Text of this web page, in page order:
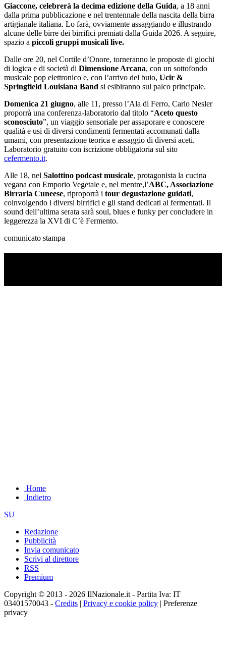
Giaccone, celebrerà la decima edizione della Guida, a 18 anni
dalla prima pubblicazione e nel trentennale della nascita della birra
artigianale italiana. Lo farà, ovviamente assaggiando e illustrando
alcune delle birre dei birrifici premiati dalla Guida 2026. A seguire,
spazio a piccoli gruppi musicali live.
Dalle ore 20, nel Cortile d’Onore, torneranno le proposte di giochi
di logica e di società di Dimensione Arcana, con un sottofondo
musicale pop elettronico e, con l’arrivo del buio, Ucir &
Springfield Louisiana Band si esibiranno sul palco principale.
Domenica 21 giugno, alle 11, presso l’Ala di Ferro, Carlo Nesler
proporrà una conferenza-laboratorio dal titolo “Aceto questo
sconosciuto”, un viaggio sensoriale per assaporare e conoscere
qualità e usi di diversi condimenti fermentati accomunati dalla
umami, con presentazione teorica e assaggio di diversi aceti.
Laboratorio gratuito con iscrizione obbligatoria sul sito
cefermento.it.
Alle 18, nel Salottino podcast musicale, protagonista la cucina
vegana con Emporio Vegetale e, nel mentre,l’ABC, Associazione
Birraria Cuneese, riproporrà i tour degustazione guidati,
coinvolgendo i diversi birrifici e gli stand dedicati ai fermentati. Il
sound dell’ultima serata sarà soul, blues e funky per concludere in
leggerezza la XVI di C’è Fermento.
comunicato stampa
Home
Indietro
SU
Redazione
Pubblicità
Invia comunicato
Scrivi al direttore
RSS
Premium
Copyright © 2013 - 2026 IlNazionale.it - Partita Iva: IT
03401570043 - Credits | Privacy e cookie policy | Preferenze
privacy